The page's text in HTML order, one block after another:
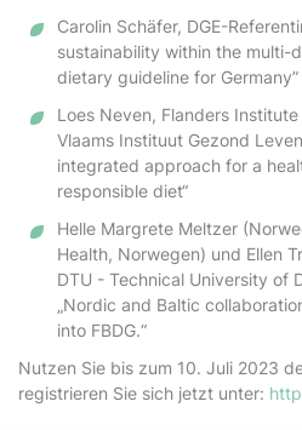
Carolin Schäfer, DGE-
sustainability within the multi-
dietary guideline for Germany”
Loes Neven, Flanders
Vlaams Instituut Gezond
integrated approach for a
responsible diet“
Helle Margrete Meltzer
Health, Norwegen) und Ellen
DTU - Technical University of
„Nordic and Baltic
into FBDG.“
Nutzen Sie bis zum 10. Juli 2023
registrieren Sie sich jetzt unter: